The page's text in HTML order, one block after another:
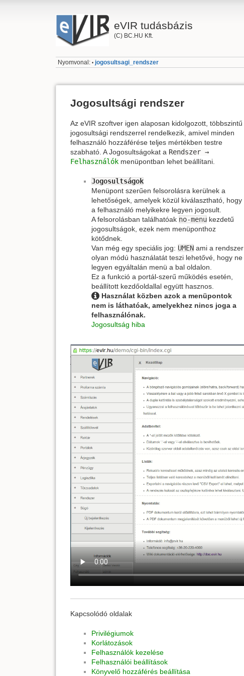
eVIR tudásbázis
(C) BC.HU Kft.
Nyomvonal: • jogosultsagi_rendszer
Jogosultsági rendszer
Az eVIR szoftver igen alaposan kidolgozott, többszintű
jogosultsági rendszerrel rendelkezik, amivel minden
felhasználó hozzáférése teljes mértékben testre
szabható. A Jogosultságokat a Rendszer →
Felhasználók menüpontban lehet beállítani.
Jogosultságok
Menüpont szerűen felsorolásra kerülnek a
lehetőségek, amelyek közül kiválasztható, hogy
a felhasználó melyikekre legyen jogosult.
A felsorolásban találhatóak no-menu kezdetű
jogosultságok, ezek nem menüponthoz
kötődnek.
Van még egy speciális jog: UMEN ami a rendszer
olyan módú használatát teszi lehetővé, hogy ne
legyen egyáltalán menü a bal oldalon.
Ez a funkció a portál-szerű működés esetén,
beállított kezdőoldallal együtt hasznos.
Használat közben azok a menüpontok
nem is láthatóak, amelyekhez nincs joga a
felhasználónak.
Jogosultság hiba
Kapcsolódó oldalak
Privilégiumok
Korlátozások
Felhasználók kezelése
Felhasználói beállítások
Könyvelő hozzáférés beállítása